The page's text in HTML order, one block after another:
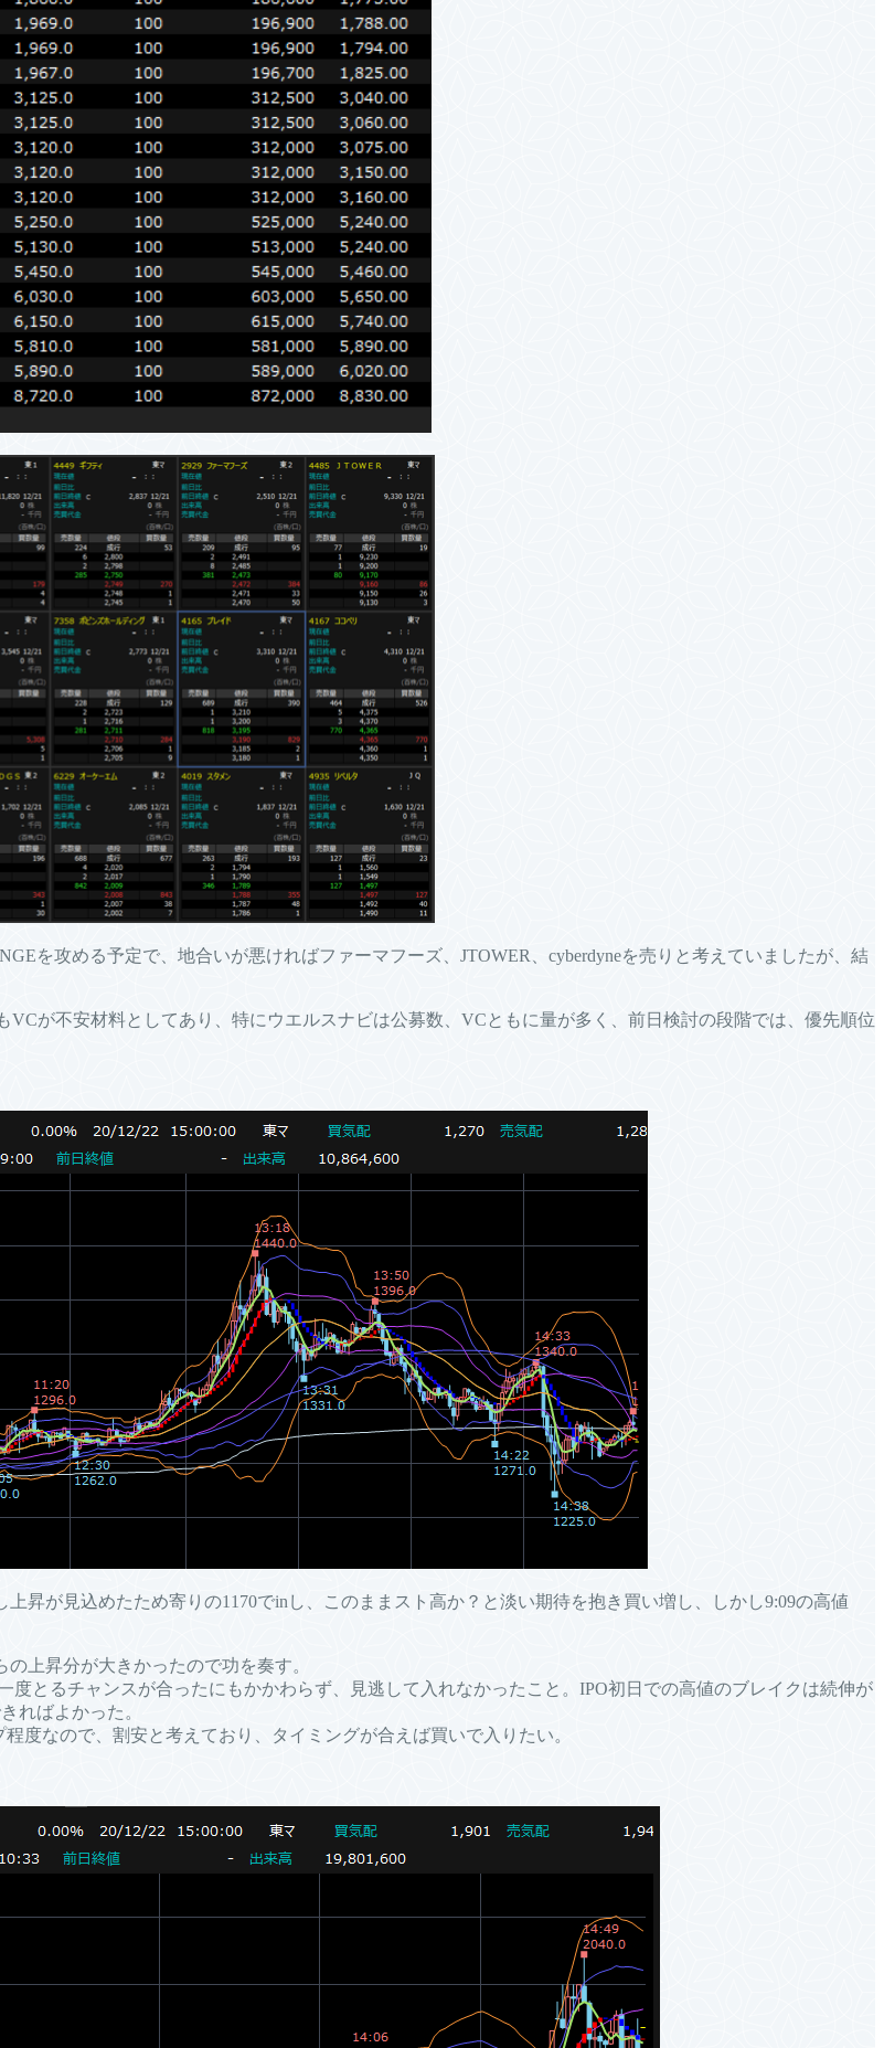
を攻める予定で、地合いが悪ければファーマフーズ、JTOWER、cyberdyneを売りと考えていましたが、結
が不安材料としてあり、特にウエルスナビは公募数、VCともに量が多く、前日検討の段階では、優先順位
昇が見込めたため寄りの1170でinし、このままスト高か？と淡い期待を抱き買い増し、しかし9:09の高値
上昇分が大きかったので功を奏す。
度とるチャンスが合ったにもかかわらず、見逃して入れなかったこと。IPO初日での高値のブレイクは続伸が
ればよかった。
度なので、割安と考えており、タイミングが合えば買いで入りたい。